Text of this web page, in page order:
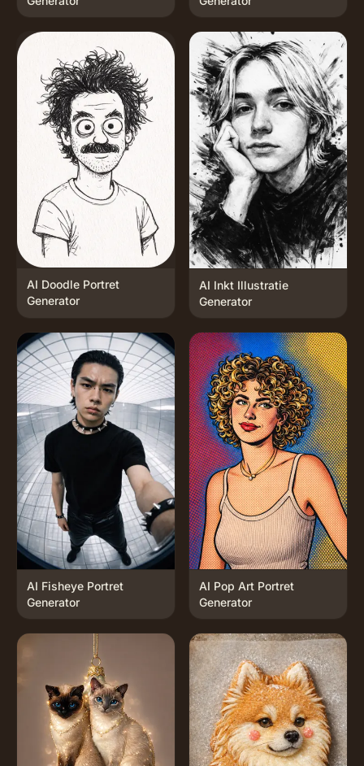
AI Doodle Portret
Generator
AI Inkt Illustratie
Generator
AI Fisheye Portret
Generator
AI Pop Art Portret
Generator